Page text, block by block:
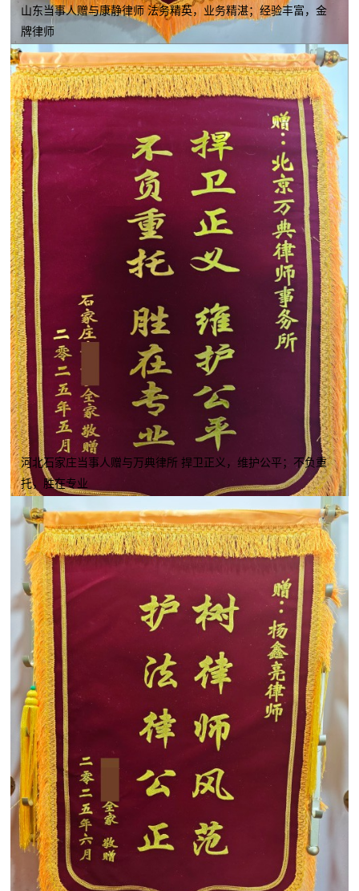
山东当事人赠与康静律师 法务精英，业务精湛；经验丰富，金
牌律师
河北石家庄当事人赠与万典律所 捍卫正义，维护公平；不负重
托，胜在专业